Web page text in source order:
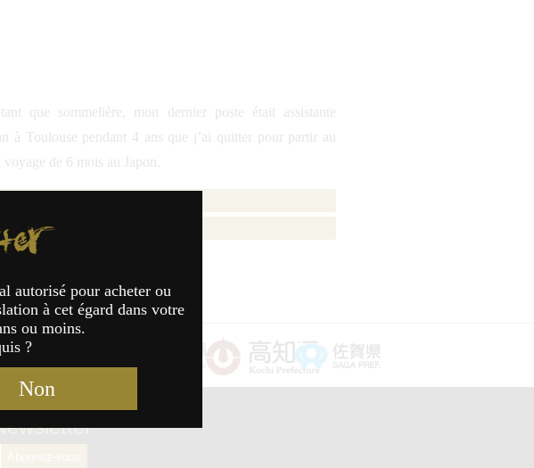
que sommelière, mon dernier poste était assistante
à Toulouse pendant 4 ans que j’ai quitter pour partir au
de 6 mois au Japon.
Jury Saké 2026
autorisé pour acheter ou
à cet égard dans votre
ou moins.
?
Non